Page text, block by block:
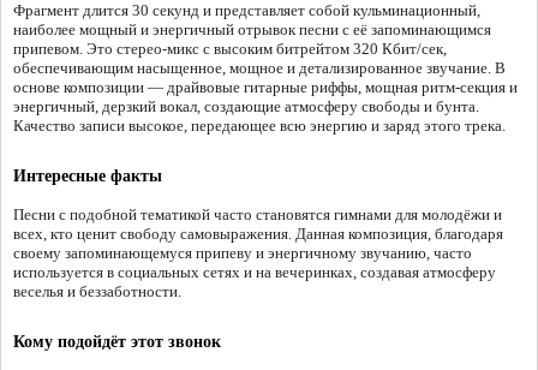
Фрагмент длится 30 секунд и представляет собой кульминационный,
наиболее мощный и энергичный отрывок песни с её запоминающимся
припевом. Это стерео-микс с высоким битрейтом 320 Кбит/сек,
обеспечивающим насыщенное, мощное и детализированное звучание. В
основе композиции — драйвовые гитарные риффы, мощная ритм-секция и
энергичный, дерзкий вокал, создающие атмосферу свободы и бунта.
Качество записи высокое, передающее всю энергию и заряд этого трека.
Интересные факты
Песни с подобной тематикой часто становятся гимнами для молодёжи и
всех, кто ценит свободу самовыражения. Данная композиция, благодаря
своему запоминающемуся припеву и энергичному звучанию, часто
используется в социальных сетях и на вечеринках, создавая атмосферу
веселья и беззаботности.
Кому подойдёт этот звонок